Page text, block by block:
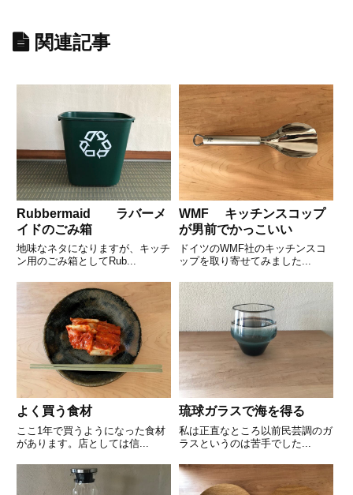
関連記事
Rubbermaid ラバーメ
イドのごみ箱
地味なネタになりますが、キッチ
ン用のごみ箱としてRub...
WMF キッチンスコップ
が男前でかっこいい
ドイツのWMF社のキッチンスコ
ップを取り寄せてみました...
よく買う食材
ここ1年で買うようになった食材
があります。店としては信...
琉球ガラスで海を得る
私は正直なところ以前民芸調のガ
ラスというのは苦手でした...